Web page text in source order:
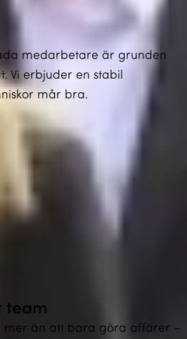
medarbetare är grunden
Vi erbjuder en stabil
mår bra.
öka era intäkter och få
hela kedjan åt våra
på att guida kunder genom
till förnyelse, med hög
team
mer än att bara göra affärer –